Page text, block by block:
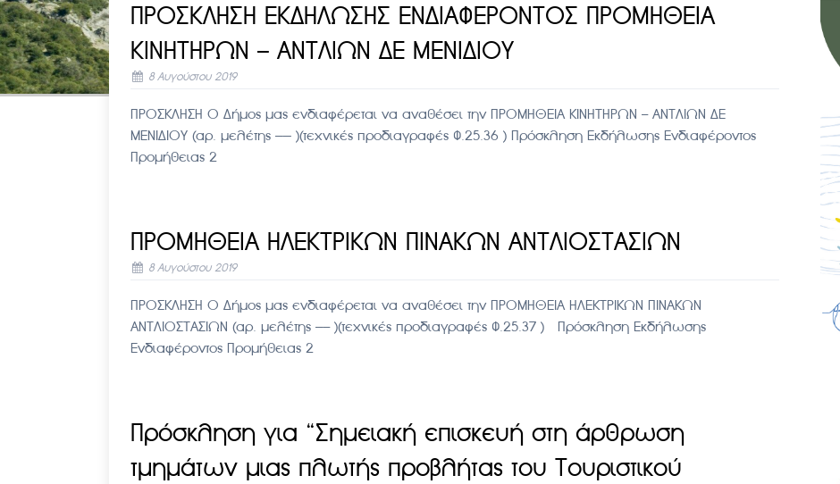
ΠΡΟΣΚΛΗΣΗ ΕΚΔΗΛΩΣΗΣ ΕΝΔΙΑΦΕΡΟΝΤΟΣ ΠΡΟΜΗΘΕΙΑ
ΚΙΝΗΤΗΡΩΝ – ΑΝΤΛΙΩΝ ΔΕ ΜΕΝΙΔΙΟΥ
8 Αυγούστου 2019
ΠΡΟΣΚΛΗΣΗ Ο Δήμος μας ενδιαφέρεται να αναθέσει την ΠΡΟΜΗΘΕΙΑ ΚΙΝΗΤΗΡΩΝ – ΑΝΤΛΙΩΝ ΔΕ
ΜΕΝΙΔΙΟΥ (αρ. μελέτης —— )(τεχνικές προδιαγραφές Φ.25.36 ) Πρόσκληση Εκδήλωσης Ενδιαφέροντος
Προμήθειας 2
ΠΡΟΜΗΘΕΙΑ ΗΛΕΚΤΡΙΚΩΝ ΠΙΝΑΚΩΝ ΑΝΤΛΙΟΣΤΑΣΙΩΝ
8 Αυγούστου 2019
ΠΡΟΣΚΛΗΣΗ Ο Δήμος μας ενδιαφέρεται να αναθέσει την ΠΡΟΜΗΘΕΙΑ ΗΛΕΚΤΡΙΚΩΝ ΠΙΝΑΚΩΝ
ΑΝΤΛΙΟΣΤΑΣΙΩΝ (αρ. μελέτης —– )(τεχνικές προδιαγραφές Φ.25.37 ) Πρόσκληση Εκδήλωσης
Ενδιαφέροντος Προμήθειας 2
Πρόσκληση για “Σημειακή επισκευή στη άρθρωση
τμημάτων μιας πλωτής προβλήτας του Τουριστικού